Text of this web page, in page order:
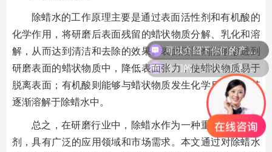
除蜡水的工作原理主要是通过表面活性剂和有机酸的
化学作用，将研磨后表面残留的蜡状物质分解、乳化和溶
解，从而达到清洁和去除的效果。表面活性剂能够渗透到
研磨表面的蜡状物质中，降低表面张力，使蜡状物质易于
脱离表面；有机酸则能够与蜡状物质发生化学反应，使其
逐渐溶解于除蜡水中。
总之，在研磨行业中，除蜡水作为一种重要的加工助
剂，具有广泛的应用领域和市场需求。本文通过对除蜡水
可以介绍下你们的产品么
你们的产品可以定制吗？